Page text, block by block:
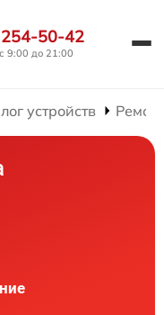
50-42
9:00 до 21:00
устройств